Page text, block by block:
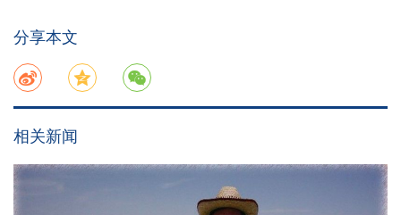
分享本文
相关新闻